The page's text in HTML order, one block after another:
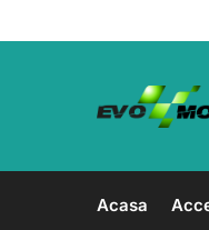
Acasa